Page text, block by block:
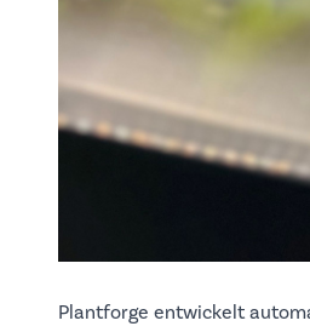
Plantforge entwickelt